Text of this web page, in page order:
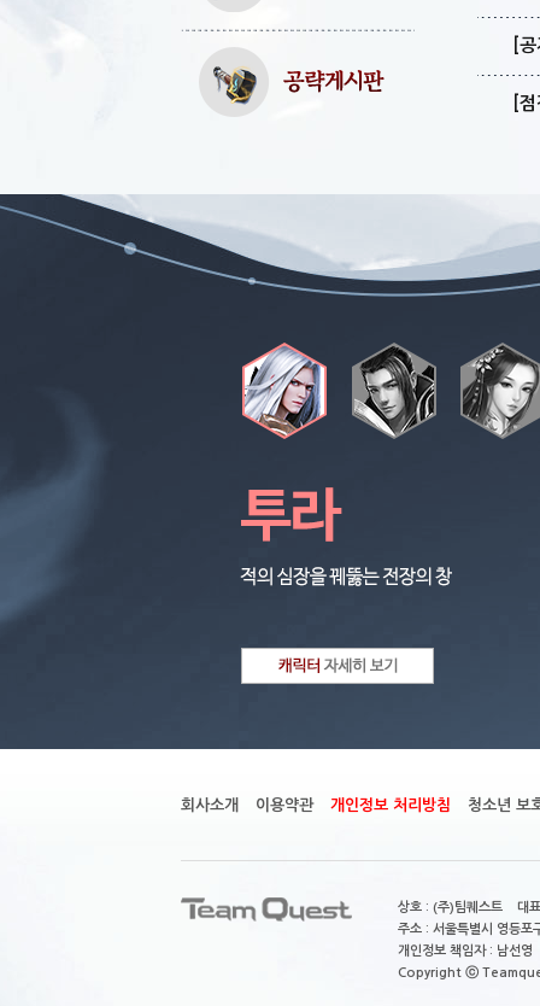
[
[
회사소개 이용약관 개인정보 처리방침 청소년 보
상호 : (주)팀퀘스트 대
주소 : 서울특별시 영등
개인정보 책임자 : 남
Copyright ⓒ